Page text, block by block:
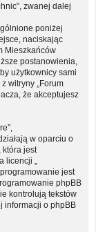
zwanej dalej
poniżej
naciskając
Mieszkańców
postanowienia,
użytkownicy sami
witryny „Forum
że akceptujesz
w oparciu o
która jest
„
jest
phpBB
kontrolują tekstów
informacji o phpBB